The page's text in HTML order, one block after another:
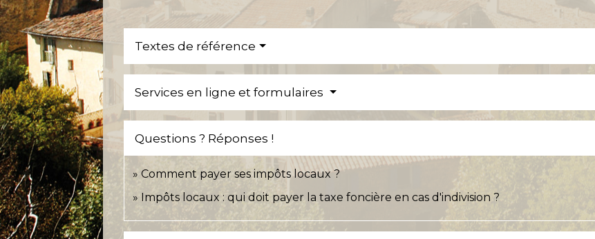
Textes de référence
Services en ligne et formulaires
Questions ? Réponses !
Comment payer ses impôts locaux ?
Impôts locaux : qui doit payer la taxe foncière en cas d'indivision ?